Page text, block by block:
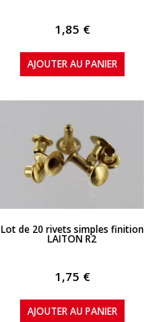
1,85 €
AJOUTER AU PANIER
APERÇU RAPIDE
Lot de 20 rivets simples finition
LAITON R2
1,75 €
AJOUTER AU PANIER